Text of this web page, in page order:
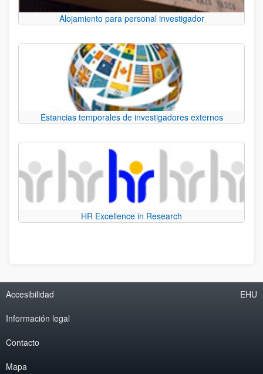
Alojamiento para personal investigador
Estancias temporales de investigadores externos
HR Excellence in Research
Accesibilidad
Información legal
Contacto
Mapa
EHU